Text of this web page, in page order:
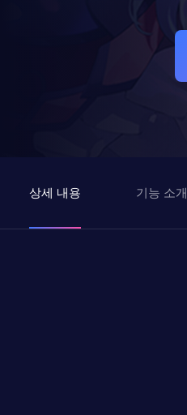
상세 내용 기능 소개